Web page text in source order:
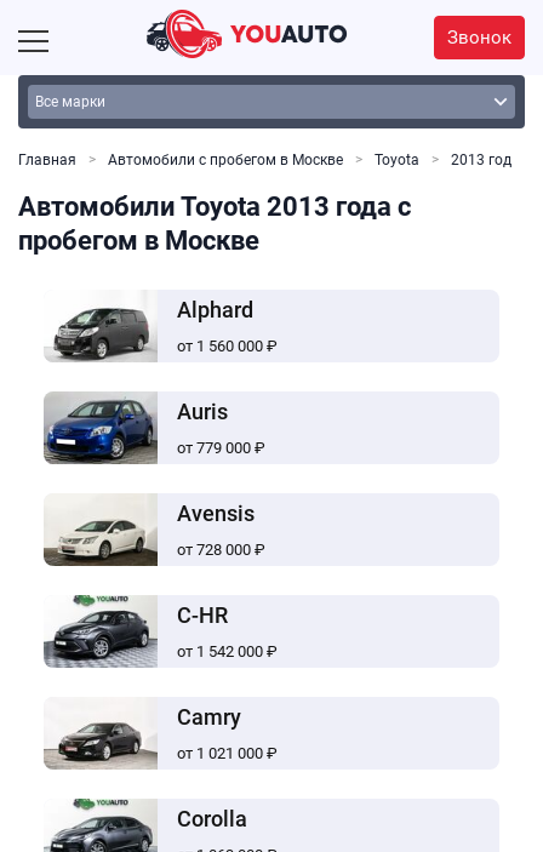
Звонок
Главная Автомобили с пробегом в Москве Toyota 2013 год
Автомобили Toyota 2013 года с
пробегом в Москве
Alphard
от 1 560 000 ₽
Auris
от 779 000 ₽
Avensis
от 728 000 ₽
C-HR
от 1 542 000 ₽
Camry
от 1 021 000 ₽
Corolla